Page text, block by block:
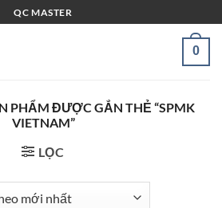
QC MASTER
0
PHẨM ĐƯỢC GẮN THẺ “SPMK
VIETNAM”
LỌC